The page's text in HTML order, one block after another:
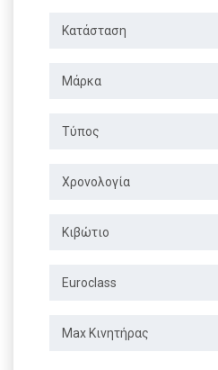
Κατάσταση
Μάρκα
Τύπος
Χρονολογία
Κιβώτιο
Euroclass
Max Κινητήρας